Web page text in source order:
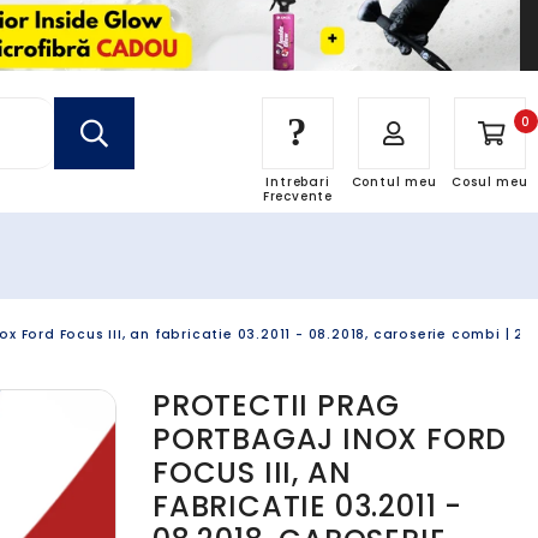
0
Cosul meu
Contul meu
?
Intrebari
Frecvente
Ford Focus III, an fabricatie 03.2011 - 08.2018, caroserie combi |
PROTECTII PRAG
PORTBAGAJ INOX FORD
FOCUS III, AN
FABRICATIE 03.2011 -